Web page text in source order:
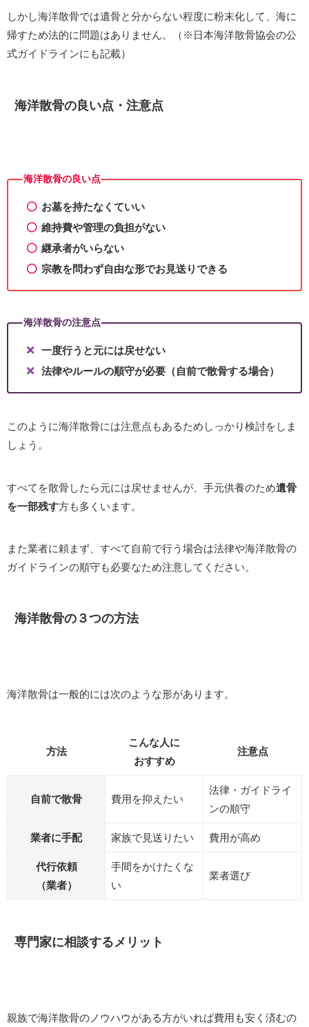
しかし海洋散骨では遺骨と分からない程度に粉末化して、海に
帰すため法的に問題はありません。（※日本海洋散骨協会の公
式ガイドラインにも記載）
海洋散骨の良い点・注意点
海洋散骨の良い点
お墓を持たなくていい
維持費や管理の負担がない
継承者がいらない
宗教を問わず自由な形でお見送りできる
海洋散骨の注意点
一度行うと元には戻せない
法律やルールの順守が必要（自前で散骨する場合）
このように海洋散骨には注意点もあるためしっかり検討をしま
しょう。
すべてを散骨したら元には戻せませんが、手元供養のため遺骨
を一部残す方も多くいます。
また業者に頼まず、すべて自前で行う場合は法律や海洋散骨の
ガイドラインの順守も必要なため注意してください。
海洋散骨の３つの方法
海洋散骨は一般的には次のような形があります。
方法
こんな人に
おすすめ
注意点
自前で散骨 費用を抑えたい
法律・ガイドライ
ンの順守
業者に手配 家族で見送りたい 費用が高め
代行依頼
（業者）
手間をかけたくな
い
業者選び
専門家に相談するメリット
親族で海洋散骨のノウハウがある方がいれば費用も安く済むの